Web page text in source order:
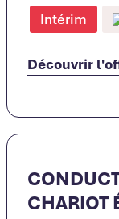
Intérim
Découvrir
CHARIOT